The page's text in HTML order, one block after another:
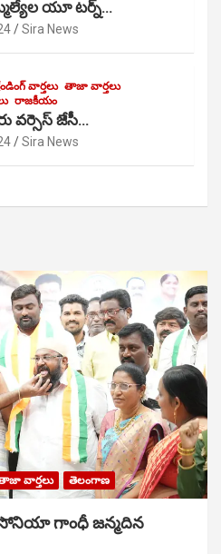
యూ టర్న్…
Sira News
వార్తలు తాజా వార్తలు
రాజకీయం
వర్సెస్ జేసీ…
Sira News
వార్తలు తెలంగాణ
సోనియా గాంధీ జ‌న్మ‌దిన